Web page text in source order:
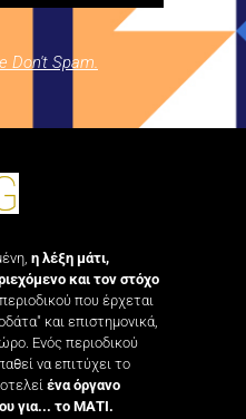
Don't Spam.
η λέξη μάτι,
και τον στόχο
που έρχεται
και επιστημονικά,
Ενός περιοδικού
να επιτύχει το
ένα όργανο
για... το ΜΑΤΙ.